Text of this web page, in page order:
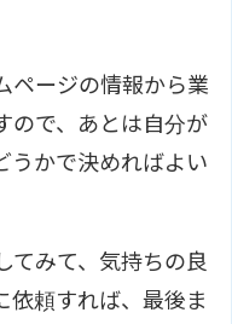
ページの情報から業
ので、あとは自分が
うかで決めればよい
てみて、気持ちの良
依頼すれば、最後ま